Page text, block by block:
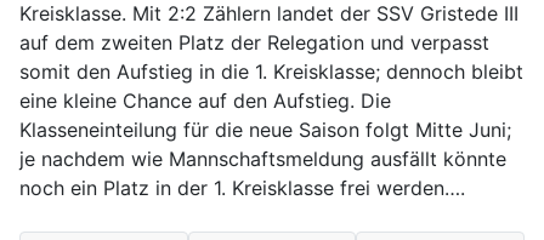
Kreisklasse. Mit 2:2 Zählern landet der SSV Gristede III
auf dem zweiten Platz der Relegation und verpasst
somit den Aufstieg in die 1. Kreisklasse; dennoch bleibt
eine kleine Chance auf den Aufstieg. Die
Klasseneinteilung für die neue Saison folgt Mitte Juni;
je nachdem wie Mannschaftsmeldung ausfällt könnte
noch ein Platz in der 1. Kreisklasse frei werden….